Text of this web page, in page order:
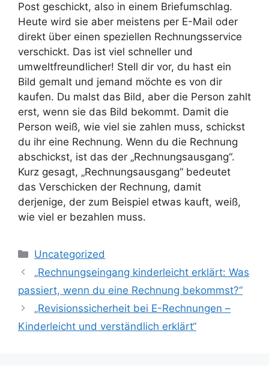
Post geschickt, also in einem Briefumschlag.
Heute wird sie aber meistens per E-Mail oder
direkt über einen speziellen Rechnungsservice
verschickt. Das ist viel schneller und
umweltfreundlicher! Stell dir vor, du hast ein
Bild gemalt und jemand möchte es von dir
kaufen. Du malst das Bild, aber die Person zahlt
erst, wenn sie das Bild bekommt. Damit die
Person weiß, wie viel sie zahlen muss, schickst
du ihr eine Rechnung. Wenn du die Rechnung
abschickst, ist das der „Rechnungsausgang“.
Kurz gesagt, „Rechnungsausgang“ bedeutet
das Verschicken der Rechnung, damit
derjenige, der zum Beispiel etwas kauft, weiß,
wie viel er bezahlen muss.
Kategorien
Uncategorized
„Rechnungseingang kinderleicht erklärt: Was
passiert, wenn du eine Rechnung bekommst?“
„Revisionssicherheit bei E-Rechnungen –
Kinderleicht und verständlich erklärt“